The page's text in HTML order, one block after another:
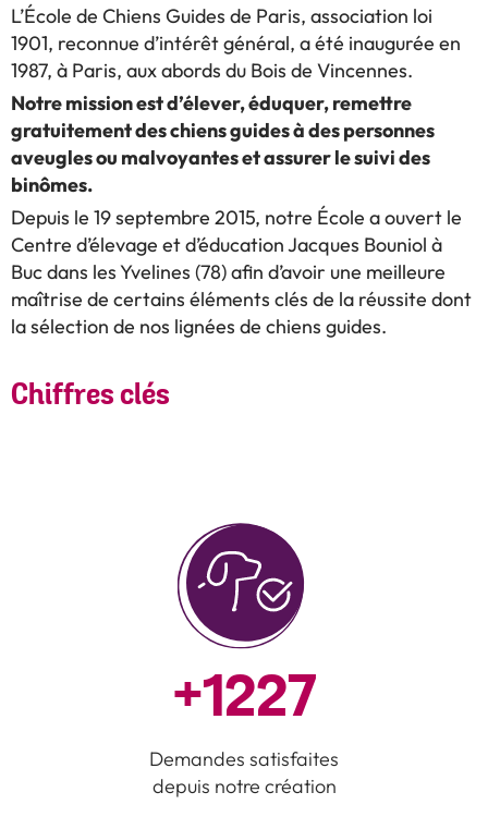
L’École de Chiens Guides de Paris, association loi
1901, reconnue d’intérêt général, a été inaugurée en
1987, à Paris, aux abords du Bois de Vincennes.
Notre mission est d’élever, éduquer, remettre
gratuitement des chiens guides à des personnes
aveugles ou malvoyantes et assurer le suivi des
binômes.
Depuis le 19 septembre 2015, notre École a ouvert le
Centre d’élevage et d’éducation Jacques Bouniol à
Buc dans les Yvelines (78) afin d’avoir une meilleure
maîtrise de certains éléments clés de la réussite dont
la sélection de nos lignées de chiens guides.
Chiffres clés
+1227
Demandes satisfaites
depuis notre création